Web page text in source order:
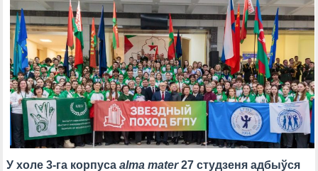
У холе 3-га корпусаalma mater27 студзеня адбыўся